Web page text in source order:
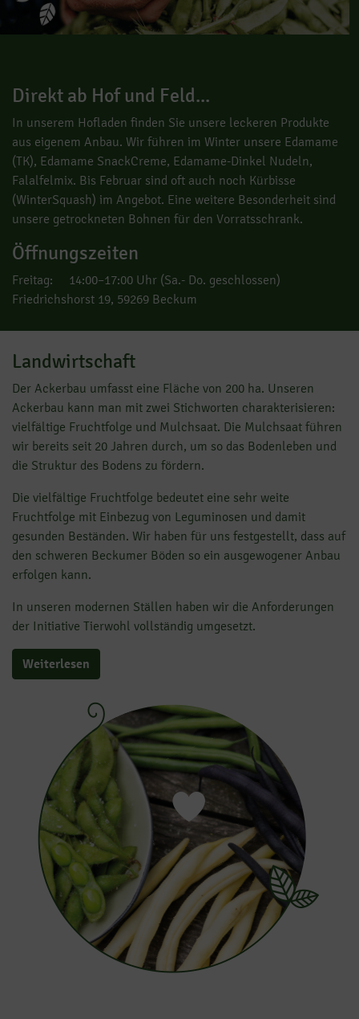
Direkt ab Hof und Feld...
In unserem Hofladen finden Sie unsere leckeren Produkte
aus eigenem Anbau. Wir führen im Winter unsere Edamame
(TK), Edamame SnackCreme, Edamame-Dinkel Nudeln,
Falalfelmix. Bis Februar sind oft auch noch Kürbisse
(WinterSquash) im Angebot. Eine weitere Besonderheit sind
unsere getrockneten Bohnen für den Vorratsschrank.
Öffnungszeiten
Freitag: 14:00–17:00 Uhr (Sa.- Do. geschlossen)
Friedrichshorst 19, 59269 Beckum
Landwirtschaft
Der Ackerbau umfasst eine Fläche von 200 ha. Unseren
Ackerbau kann man mit zwei Stichworten charakterisieren:
vielfältige Fruchtfolge und Mulchsaat. Die Mulchsaat führen
wir bereits seit 20 Jahren durch, um so das Bodenleben und
die Struktur des Bodens zu fördern.
Die vielfältige Fruchtfolge bedeutet eine sehr weite
Fruchtfolge mit Einbezug von Leguminosen und damit
gesunden Beständen. Wir haben für uns festgestellt, dass auf
den schweren Beckumer Böden so ein ausgewogener Anbau
erfolgen kann.
In unseren modernen Ställen haben wir die Anforderungen
der Initiative Tierwohl vollständig umgesetzt.
Weiterlesen